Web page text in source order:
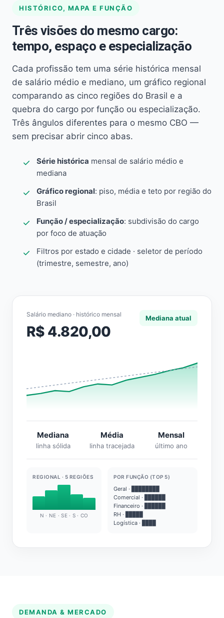
HISTÓRICO, MAPA E FUNÇÃO
Três visões do mesmo cargo:
tempo, espaço e especialização
Cada profissão tem uma série histórica mensal
de salário médio e mediano, um gráfico regional
comparando as cinco regiões do Brasil e a
quebra do cargo por função ou especialização.
Três ângulos diferentes para o mesmo CBO —
sem precisar abrir cinco abas.
Série histórica mensal de salário médio e
mediana
Gráfico regional: piso, média e teto por região do
Brasil
Função / especialização: subdivisão do cargo
por foco de atuação
Filtros por estado e cidade · seletor de período
(trimestre, semestre, ano)
Salário mediano · histórico mensal
R$ 4.820,00
Mediana atual
Mediana
linha sólida
Média
linha tracejada
Mensal
último ano
REGIONAL · 5 REGIÕES
N · NE · SE · S · CO
POR FUNÇÃO (TOP 5)
Geral · ████████
Comercial · ██████
Financeiro · ██████
RH · █████
Logística · ████
DEMANDA & MERCADO